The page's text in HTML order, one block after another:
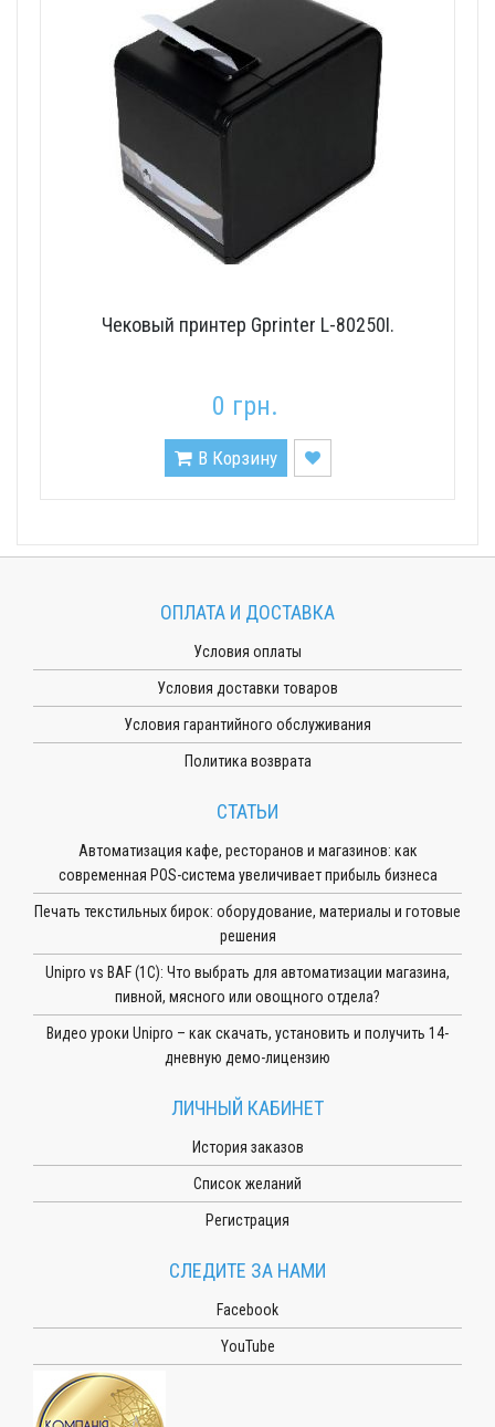
Чековый принтер Gprinter L-80250I.
0 грн.
В Корзину
ОПЛАТА И ДОСТАВКА
Условия оплаты
Условия доставки товаров
Условия гарантийного обслуживания
Политика возврата
СТАТЬИ
Автоматизация кафе, ресторанов и магазинов: как
современная POS-система увеличивает прибыль бизнеса
Печать текстильных бирок: оборудование, материалы и готовые
решения
Unipro vs BAF (1С): Что выбрать для автоматизации магазина,
пивной, мясного или овощного отдела?
Видео уроки Unipro – как скачать, установить и получить 14-
дневную демо-лицензию
ЛИЧНЫЙ КАБИНЕТ
История заказов
Список желаний
Регистрация
СЛЕДИТЕ ЗА НАМИ
Facebook
YouTube